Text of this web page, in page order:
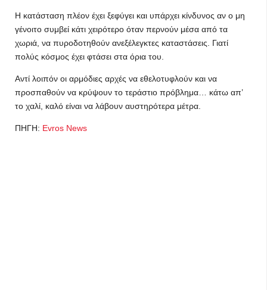
Η κατάσταση πλέον έχει ξεφύγει και υπάρχει κίνδυνος αν ο μη
γένοιτο συμβεί κάτι χειρότερο όταν περνούν μέσα από τα
χωριά, να πυροδοτηθούν ανεξέλεγκτες καταστάσεις. Γιατί
πολύς κόσμος έχει φτάσει στα όρια του.
Αντί λοιπόν οι αρμόδιες αρχές να εθελοτυφλούν και να
προσπαθούν να κρύψουν το τεράστιο πρόβλημα… κάτω απ’
το χαλί, καλό είναι να λάβουν αυστηρότερα μέτρα.
ΠΗΓΗ: Evros News